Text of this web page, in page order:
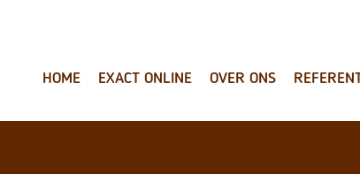
HOME EXACT ONLINE OVER ONS